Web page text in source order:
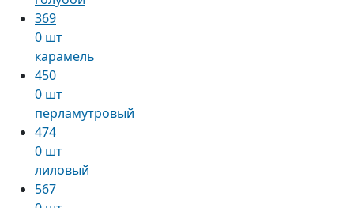
369
0 шт
карамель
450
0 шт
перламутровый
474
0 шт
лиловый
567